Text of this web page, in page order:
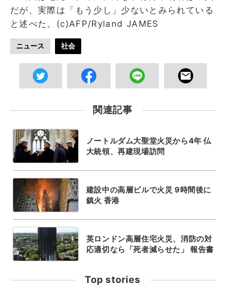
だが、実際は「もう少し」少ないとみられている
と述べた。(c)AFP/Ryland JAMES
ニュース 社会
関連記事
ノートルダム大聖堂火災から4年 仏
大統領、再建現場訪問
建設中の高層ビルで火災 9時間後に
鎮火 香港
英ロンドン高層住宅火災、消防の対
応適切なら「死者減らせた」 報告書
Top stories